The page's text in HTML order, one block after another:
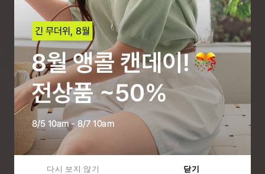
다시 보지 않기 닫기